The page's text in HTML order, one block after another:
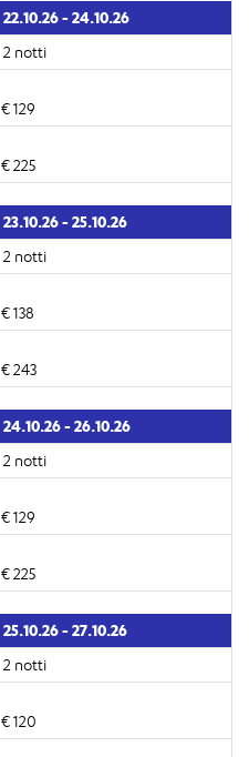
22.10.26 - 24.10.26
2 notti
€ 129
€ 225
23.10.26 - 25.10.26
2 notti
€ 138
€ 243
24.10.26 - 26.10.26
2 notti
€ 129
€ 225
25.10.26 - 27.10.26
2 notti
€ 120